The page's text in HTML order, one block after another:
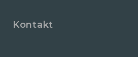
Kontakt